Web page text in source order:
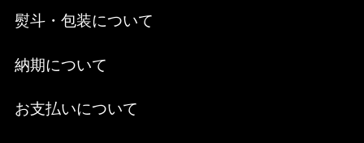
熨斗・包装について
納期について
お支払いについて